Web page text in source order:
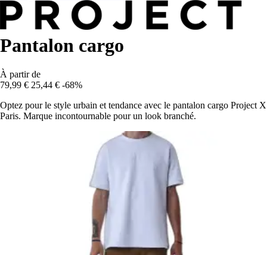
Pantalon cargo
À partir de
79,99 € 25,44 € -68%
Optez pour le style urbain et tendance avec le pantalon cargo Project X
Paris. Marque incontournable pour un look branché.